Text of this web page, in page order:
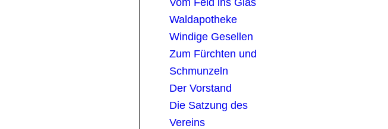
Vom Feld ins Glas
Waldapotheke
Windige Gesellen
Zum Fürchten und
Schmunzeln
Der Vorstand
Die Satzung des
Vereins